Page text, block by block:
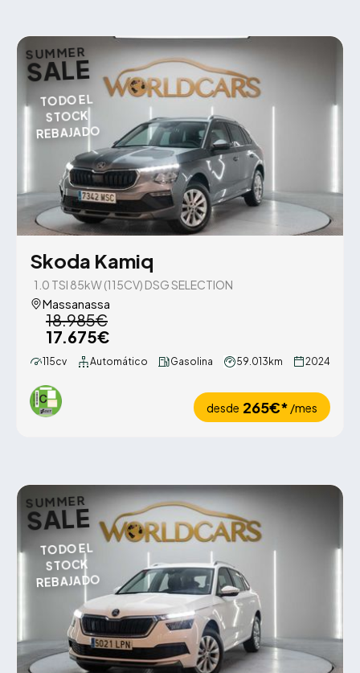
SUMMER
SALE
TODO EL
STOCK
REBAJADO
Skoda Kamiq
1.0 TSI 85kW (115CV) DSG SELECTION
Massanassa
18.985€
17.675€
115cv Automático Gasolina 59.013km 2024
desde 265€* /mes
SUMMER
SALE
TODO EL
STOCK
REBAJADO